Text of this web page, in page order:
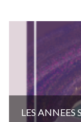
LES ANNEES